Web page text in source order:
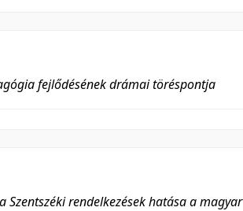
fejlődésének drámai töréspontja
Szentszéki rendelkezések hatása a magyar